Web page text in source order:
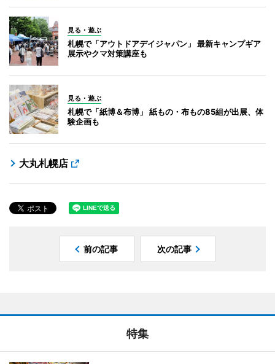
見る・遊ぶ
札幌で「アウトドアデイジャパン」 最新キャンプギア
展示やクマ対策講座も
見る・遊ぶ
札幌で「紙博＆布博」 紙もの・布もの85組が出展、体
験企画も
大丸札幌店
前の記事 次の記事
特集